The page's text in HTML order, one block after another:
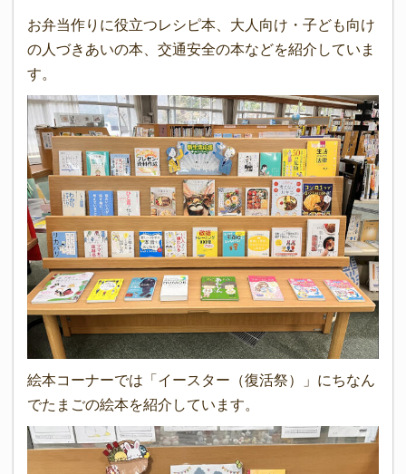
お弁当作りに役立つレシピ本、大人向け・子ども向け
の人づきあいの本、交通安全の本などを紹介していま
す。
絵本コーナーでは「イースター（復活祭）」にちなん
でたまごの絵本を紹介しています。